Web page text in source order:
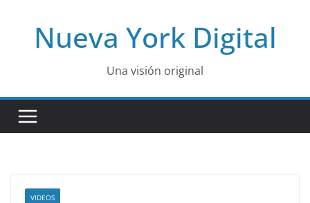
contentNueva York Digital
Una visión original
VIDEOS